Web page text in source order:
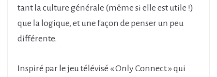
tant la culture générale (même si elle est utile !)
que la logique, et une façon de penser un peu
différente.
Inspiré par le jeu télévisé « Only Connect » qui